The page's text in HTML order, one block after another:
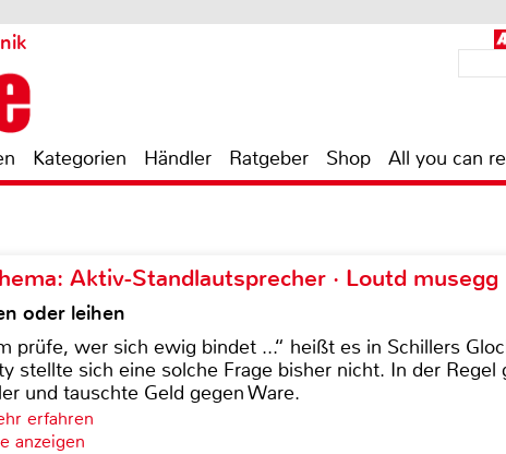
Kategorien Händler Ratgeber Shop All you can
Aktiv-Standlautsprecher · Loutd musegg
oder leihen
prüfe, wer sich ewig bindet ...“ heißt es in Schillers
stellte sich eine solche Frage bisher nicht. In der Regel
und tauschte Geld gegen Ware.
erfahren
anzeigen